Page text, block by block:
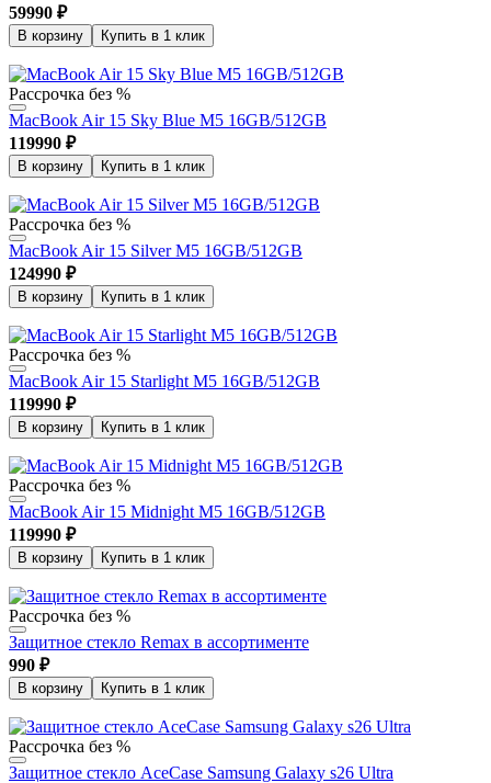
59990 ₽
В корзину Купить в 1 клик
Рассрочка без %
MacBook Air 15 Sky Blue M5 16GB/512GB
119990 ₽
В корзину Купить в 1 клик
Рассрочка без %
MacBook Air 15 Silver M5 16GB/512GB
124990 ₽
В корзину Купить в 1 клик
Рассрочка без %
MacBook Air 15 Starlight M5 16GB/512GB
119990 ₽
В корзину Купить в 1 клик
Рассрочка без %
MacBook Air 15 Midnight M5 16GB/512GB
119990 ₽
В корзину Купить в 1 клик
Рассрочка без %
Защитное стекло Remax в ассортименте
990 ₽
В корзину Купить в 1 клик
Рассрочка без %
Защитное стекло AceCase Samsung Galaxy s26 Ultra